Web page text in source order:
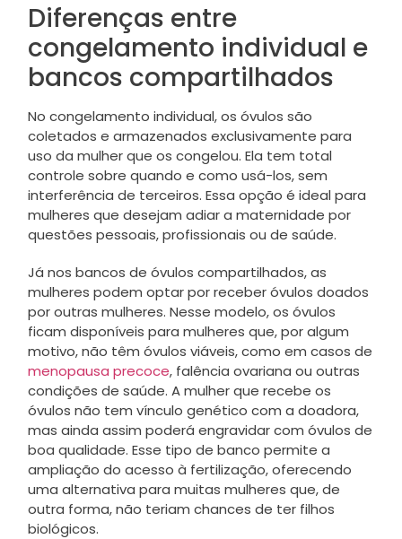
Diferenças entre
congelamento individual e
bancos compartilhados
No congelamento individual, os óvulos são
coletados e armazenados exclusivamente para
uso da mulher que os congelou. Ela tem total
controle sobre quando e como usá-los, sem
interferência de terceiros. Essa opção é ideal para
mulheres que desejam adiar a maternidade por
questões pessoais, profissionais ou de saúde.
Já nos bancos de óvulos compartilhados, as
mulheres podem optar por receber óvulos doados
por outras mulheres. Nesse modelo, os óvulos
ficam disponíveis para mulheres que, por algum
motivo, não têm óvulos viáveis, como em casos de
menopausa precoce, falência ovariana ou outras
condições de saúde. A mulher que recebe os
óvulos não tem vínculo genético com a doadora,
mas ainda assim poderá engravidar com óvulos de
boa qualidade. Esse tipo de banco permite a
ampliação do acesso à fertilização, oferecendo
uma alternativa para muitas mulheres que, de
outra forma, não teriam chances de ter filhos
biológicos.